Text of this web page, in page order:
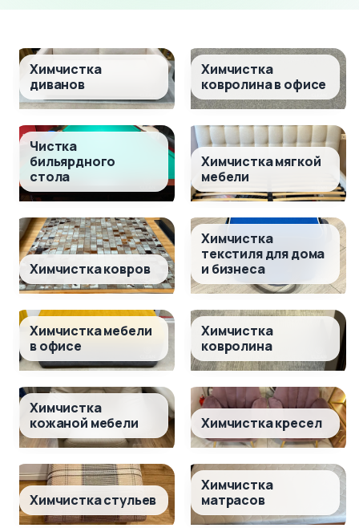
Химчистка
диванов
Химчистка
ковролина в офисе
Чистка
бильярдного
стола
Химчистка мягкой
мебели
Химчистка ковров
Химчистка
текстиля для дома
и бизнеса
Химчистка мебели
в офисе
Химчистка
ковролина
Химчистка
кожаной мебели
Химчистка кресел
Химчистка стульев
Химчистка
матрасов